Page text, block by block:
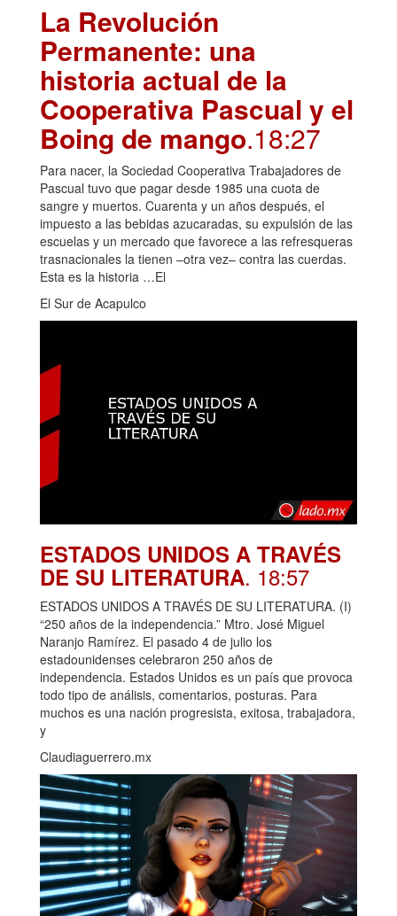
La Revolución
Permanente: una
historia actual de la
Cooperativa Pascual y el
Boing de mango.18:27
Para nacer, la Sociedad Cooperativa Trabajadores de
Pascual tuvo que pagar desde 1985 una cuota de
sangre y muertos. Cuarenta y un años después, el
impuesto a las bebidas azucaradas, su expulsión de las
escuelas y un mercado que favorece a las refresqueras
trasnacionales la tienen –otra vez– contra las cuerdas.
Esta es la historia …El
El Sur de Acapulco
ESTADOS UNIDOS A TRAVÉS
DE SU LITERATURA. 18:57
ESTADOS UNIDOS A TRAVÉS DE SU LITERATURA. (I)
“250 años de la independencia.” Mtro. José Miguel
Naranjo Ramírez. El pasado 4 de julio los
estadounidenses celebraron 250 años de
independencia. Estados Unidos es un país que provoca
todo tipo de análisis, comentarios, posturas. Para
muchos es una nación progresista, exitosa, trabajadora,
y
Claudiaguerrero.mx